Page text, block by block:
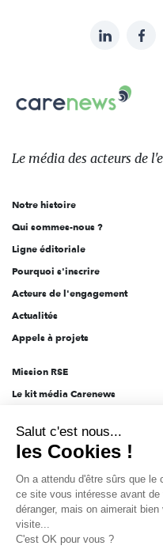
sur:
LinkedIn
Carenews,
Le
des
l'engagement
Le média des acteurs de
Notre histoire
Qui sommes-nous ?
Ligne éditoriale
Pourquoi s'inscrire
Acteurs de l'engagement
Actualités
Appels à projets
Mission RSE
Le kit média Carenews
AEF info
Novethic
PRODURABLE
Inclusiv Day
Salut c'est nous...
les Cookies !
On a attendu d'être sûrs que le
ce site vous intéresse avant de
déranger, mais on aimerait
visite...
C'est OK pour vous ?